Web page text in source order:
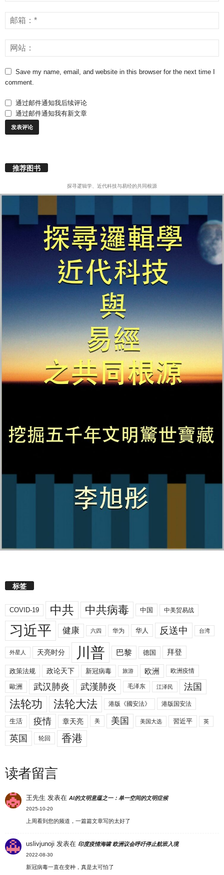
Save my name, email, and website in this browser for the next time I
comment.
通过邮件通知我后续评论
通过邮件通知我有新文章
推荐图书
探寻逻辑学、近代科技与易经的共同根源
标签
COVID-19 中共 中共病毒 中国 中美贸易战
习近平 健康 六四 华为 华人 反送中 台湾
外星人 天亮时分 川普 巴黎 德国 拜登
政策法规 政论天下 新冠病毒 旅游 欧洲 欧洲疫情
歐洲 武汉肺炎 武漢肺炎 毛泽东 江泽民 法国
法轮功 法轮大法 港版《國安法》 港版国安法
生活 疫情 章天亮 美 美国 美国大选 習近平 英
英国 轮回 香港
读者留言
王先生 发表在AI的文明意蕴之一：单一空间的文明症候
2025-10-20
上周看到您的频道，一篇篇文章写的太好了
uslivjunoji 发表在 印度疫情海啸 欧洲议会呼吁停止航班入境
2022-08-30
新冠病毒一直在变种，真是太可怕了